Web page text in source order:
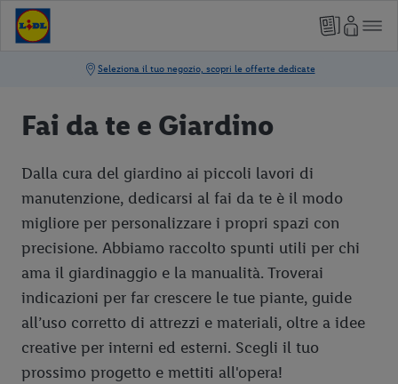
Fai da te e Giardino
Dalla cura del giardino ai piccoli lavori di
manutenzione, dedicarsi al fai da te è il modo
migliore per personalizzare i propri spazi con
precisione. Abbiamo raccolto spunti utili per chi
ama il giardinaggio e la manualità. Troverai
indicazioni per far crescere le tue piante, guide
all’uso corretto di attrezzi e materiali, oltre a idee
creative per interni ed esterni. Scegli il tuo
prossimo progetto e mettiti all'opera!